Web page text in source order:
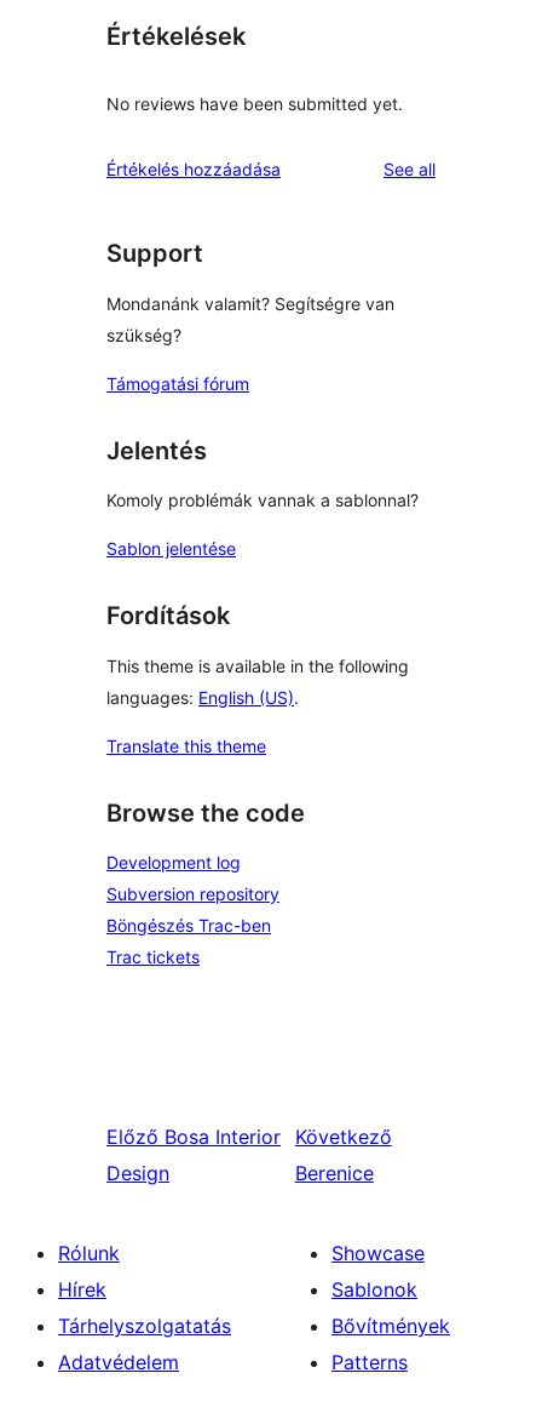
Értékelések
No reviews have been submitted yet.
Értékelés hozzáadása See allreviews
Support
Mondanánk valamit? Segítségre van
szükség?
Támogatási fórum
Jelentés
Komoly problémák vannak a sablonnal?
Sablon jelentése
Fordítások
This theme is available in the following
languages: English (US).
Translate this theme
Browse the code
Development log
Subversion repository
Böngészés Trac-ben
Trac tickets
Előző Bosa Interior
Design
Következő
Berenice
Rólunk
Hírek
Tárhelyszolgatatás
Adatvédelem
Showcase
Sablonok
Bővítmények
Patterns